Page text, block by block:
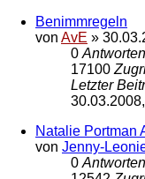
Benimmregeln
von AvE »
0 Antworten
17100
Letzter
Natalie Portman
von Jenny-
0 Antworten